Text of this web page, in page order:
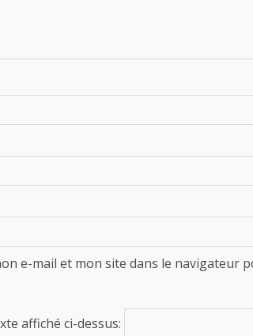
e-mail et mon site dans le navigateur
affiché ci-dessus: